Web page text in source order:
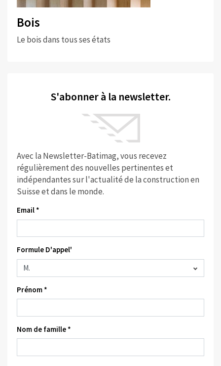
Bois
Le bois dans tous ses états
S'abonner à la newsletter.
Avec la Newsletter-Batimag, vous recevez
régulièrement des nouvelles pertinentes et
indépendantes sur l'actualité de la construction en
Suisse et dans le monde.
Email *
Formule D'appel'
Prénom *
Nom de famille *